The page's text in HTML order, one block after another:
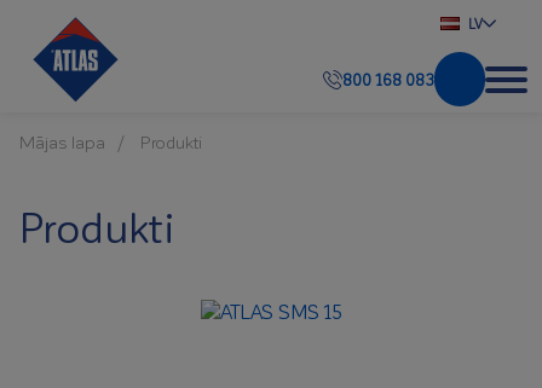
LV
800 168 083
Mājas lapa Produkti
Produkti